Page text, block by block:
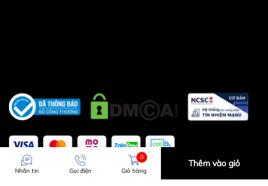
Nhắn tin Gọi điện
0
Giỏ hàng
Thêm vào giỏ